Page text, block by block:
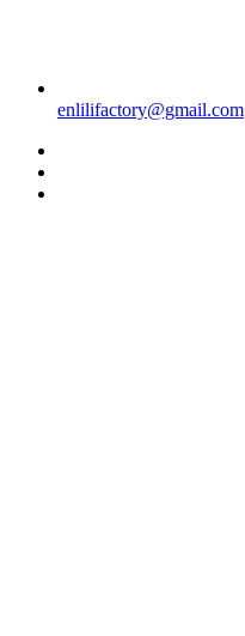
enlilifactory@gmail.com